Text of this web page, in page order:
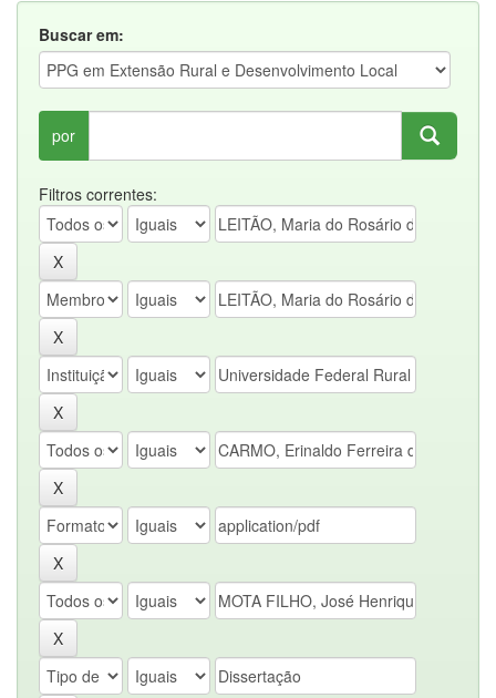
Buscar em:
por
Filtros correntes: